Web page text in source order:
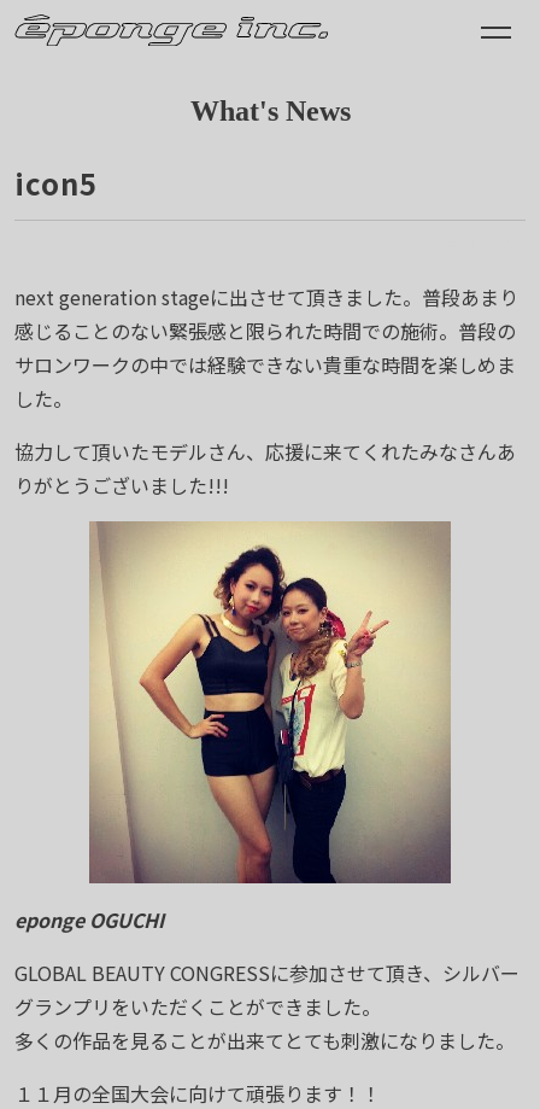
What's News
icon5
next generation stageに出させて頂きました。普段あまり
感じることのない緊張感と限られた時間での施術。普段の
サロンワークの中では経験できない貴重な時間を楽しめま
した。
協力して頂いたモデルさん、応援に来てくれたみなさんあ
りがとうございました!!!
eponge OGUCHI
GLOBAL BEAUTY CONGRESSに参加させて頂き、シルバー
グランプリをいただくことができました。
多くの作品を見ることが出来てとても刺激になりました。
１１月の全国大会に向けて頑張ります！！